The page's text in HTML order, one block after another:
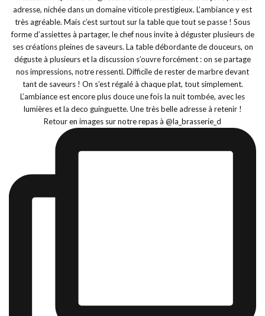
Retour en images sur notre repas à @la_brasserie_d